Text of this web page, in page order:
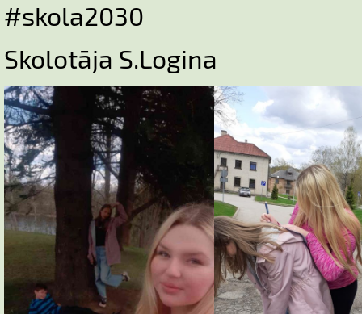
#skola2030
Skolotāja S.Logina